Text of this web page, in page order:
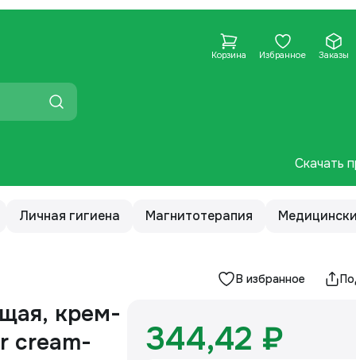
Корзина Избранное Заказы
Скачать
Личная гигиена Магнитотерапия
В избранное
крем-
cream-
344,42 ₽